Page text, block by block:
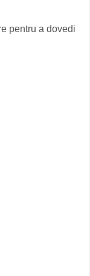
pentru a dovedi